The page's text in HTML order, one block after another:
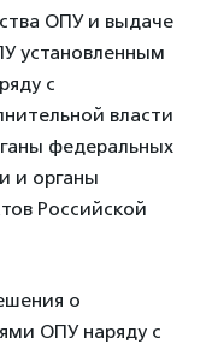
ОПУ и выдаче
установленным
с
власти
федеральных
и органы
Российской
о
ОПУ наряду с